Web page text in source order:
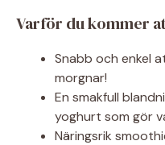
Varför du kommer
Snabb och enkel
morgnar!
En smakfull
yoghurt som gör
Näringsrik